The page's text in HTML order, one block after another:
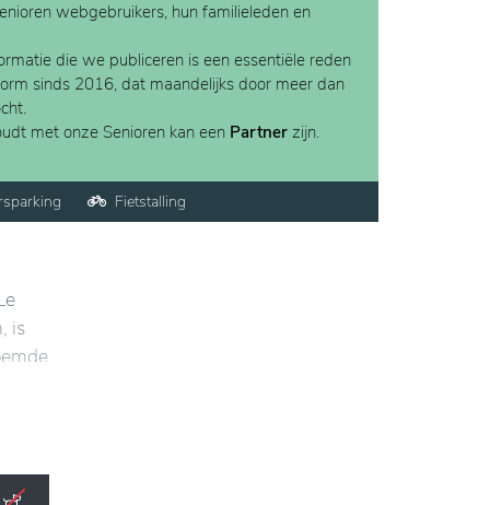
webgebruikers, hun familieleden en
die we publiceren is een essentiële reden
sinds 2016, dat maandelijks door meer dan
met onze Senioren kan een Partner zijn.
Fietstalling
is
om